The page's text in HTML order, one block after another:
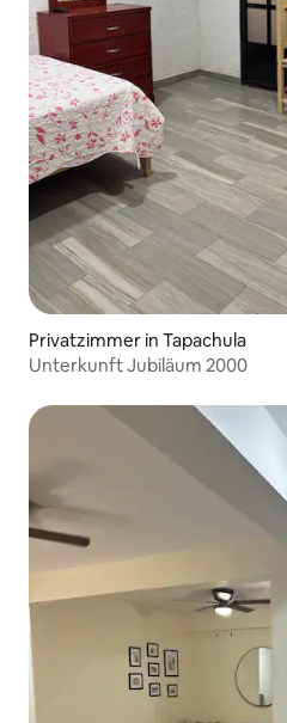
Privatzimmer in Tapachula
Unterkunft Jubiläum 2000